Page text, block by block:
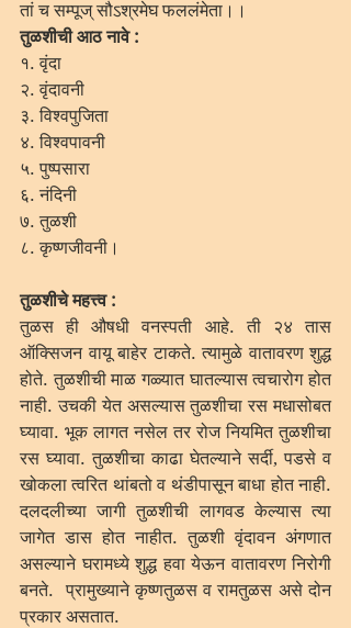
तां च सम्पूज् सौऽश्रमेघ फललंमेता।।
तुळशीची आठ नावे :
१. वृंदा
२. वृंदावनी
३. विश्वपुजिता
४. विश्वपावनी
५. पुष्पसारा
६. नंदिनी
७. तुळशी
८. कृष्णजीवनी।
तुळशीचे महत्त्व :
तुळस ही औषधी वनस्पती आहे. ती २४ तास
ऑक्सिजन वायू बाहेर टाकते. त्यामुळे वातावरण शुद्ध
होते. तुळशीची माळ गळ्यात घातल्यास त्वचारोग होत
नाही. उचकी येत असल्यास तुळशीचा रस मधासोबत
घ्यावा. भूक लागत नसेल तर रोज नियमित तुळशीचा
रस घ्यावा. तुळशीचा काढा घेतल्याने सर्दी, पडसे व
खोकला त्वरित थांबतो व थंडीपासून बाधा होत नाही.
दलदलीच्या जागी तुळशीची लागवड केल्यास त्या
जागेत डास होत नाहीत. तुळशी वृंदावन अंगणात
असल्याने घरामध्ये शुद्ध हवा येऊन वातावरण निरोगी
बनते.  प्रामुख्याने कृष्णतुळस व रामतुळस असे दोन
प्रकार असतात.